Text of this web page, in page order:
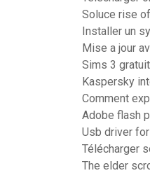
Soluce rise
Installer un
Mise a jour
Sims 3
Kaspersky
Comment
Adobe flash
Usb driver
Télécharger
The elder